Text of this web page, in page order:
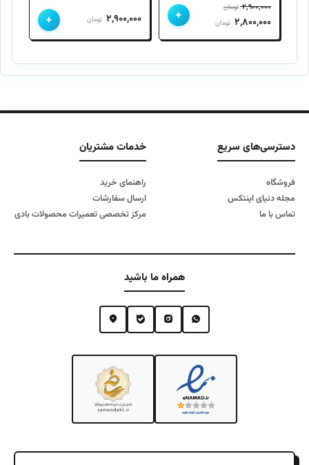
۲,۹۰۰,۰۰۰ تومان
قیمت
اصلی
بود.
۲,۸۰۰,۰۰۰ تومانقیمت
فعلی
است.
+ ۲,۹۰۰,۰۰۰ تومان +
دسترسی‌های سریع
فروشگاه
مجله دنیای اینتکس
تماس با ما
خدمات مشتریان
راهنمای خرید
ارسال سفارشات
مرکز تخصصی تعمیرات محصولات بادی
همراه ما باشید